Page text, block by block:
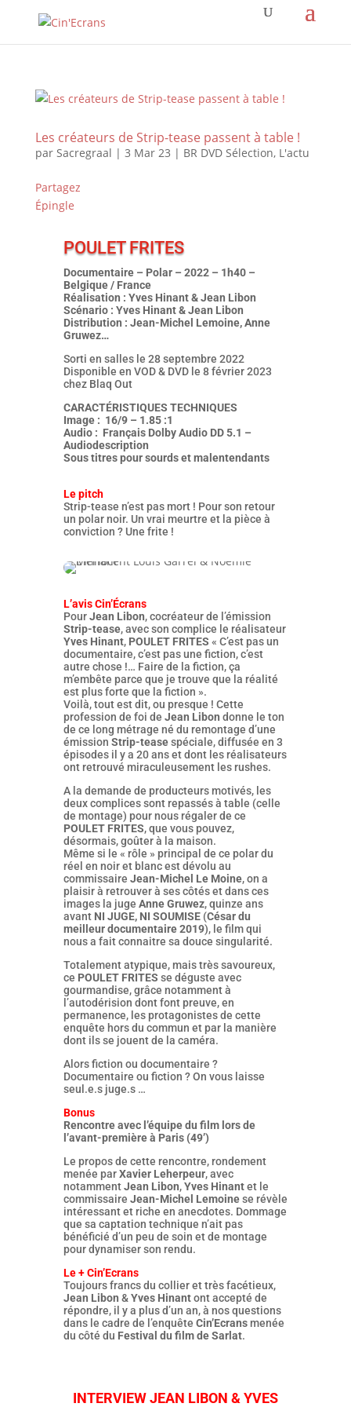
Les créateurs de Strip-tease passent à table !
par Sacregraal | 3 Mar 23 | BR DVD Sélection, L'actu
Partagez
Épingle
POULET FRITES
Documentaire – Polar – 2022 – 1h40 –
Belgique / France
Réalisation : Yves Hinant & Jean Libon
Scénario : Yves Hinant & Jean Libon
Distribution : Jean-Michel Lemoine, Anne
Gruwez…
Sorti en salles le 28 septembre 2022
Disponible en VOD & DVD le 8 février 2023
chez Blaq Out
CARACTÉRISTIQUES TECHNIQUES
Image : 16/9 – 1.85 :1
Audio : Français Dolby Audio DD 5.1 –
Audiodescription
Sous titres pour sourds et malentendants
Le pitch
Strip-tease n’est pas mort ! Pour son retour
un polar noir. Un vrai meurtre et la pièce à
conviction ? Une frite !
L’avis Cin’Écrans
PourJean Libon, cocréateur de l’émission
Strip-tease, avec son complice le réalisateur
Yves Hinant, POULET FRITES « C’est pas un
documentaire, c’est pas une fiction, c’est
autre chose !… Faire de la fiction, ça
m’embête parce que je trouve que la réalité
est plus forte que la fiction ».
Voilà, tout est dit, ou presque ! Cette
profession de foi de Jean Libon donne le ton
de ce long métrage né du remontage d’une
émission Strip-teasespéciale, diffusée en 3
épisodes il y a 20 ans et dont les réalisateurs
ont retrouvé miraculeusement les rushes.
A la demande de producteurs motivés, les
deux complices sont repassés à table (celle
de montage) pour nous régaler de ce
POULET FRITES, que vous pouvez,
désormais, goûter à la maison.
Même si le « rôle » principal de ce polar du
réel en noir et blanc est dévolu au
commissaire Jean-Michel Le Moine, on a
plaisir à retrouver à ses côtés et dans ces
images la juge Anne Gruwez, quinze ans
avant NI JUGE, NI SOUMISE (César du
meilleur documentaire 2019), le film qui
nous a fait connaitre sa douce singularité.
Totalement atypique, mais très savoureux,
ce POULET FRITES se déguste avec
gourmandise, grâce notamment à
l’autodérision dont font preuve, en
permanence, les protagonistes de cette
enquête hors du commun et par la manière
dont ils se jouent de la caméra.
Alors fiction ou documentaire ?
Documentaire ou fiction ? On vous laisse
seul.e.s juge.s …
Bonus
Rencontre avec l’équipe du film lors de
l’avant-première à Paris (49’)
Le propos de cette rencontre, rondement
menée parXavier Leherpeur, avec
notammentJean Libon,Yves Hinantet le
commissaire Jean-Michel Lemoinese révèle
intéressant et riche en anecdotes. Dommage
que sa captation technique n’ait pas
bénéficié d’un peu de soin et de montage
pour dynamiser son rendu.
Le + Cin’Ecrans
Toujours francs du collier et très facétieux,
Jean Libon &Yves Hinantont accepté de
répondre, il y a plus d’un an, à nos questions
dans le cadre de l’enquête Cin’Ecransmenée
du côté du Festival du film de Sarlat.
INTERVIEW JEAN LIBON & YVES